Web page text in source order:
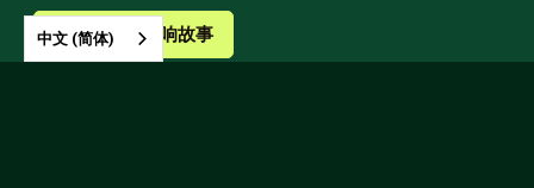
返回到所有影响故事
中文 (简体)